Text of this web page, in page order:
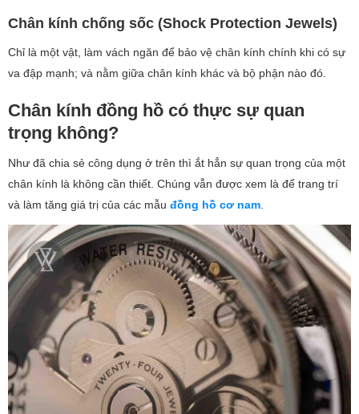
Chân kính chống sốc (Shock Protection Jewels)
Chỉ là một vật, làm vách ngăn để bảo vệ chân kính chính khi có sự
va đập mạnh; và nằm giữa chân kính khác và bộ phận nào đó.
Chân kính đồng hồ có thực sự quan
trọng không?
Như đã chia sẻ công dụng ở trên thì ắt hẳn sự quan trọng của một
chân kính là không cần thiết. Chúng vẫn được xem là để trang trí
và làm tăng giá trị của các mẫu đồng hồ cơ nam